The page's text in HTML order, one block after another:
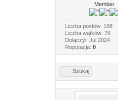
Member
Liczba postów: 168
Liczba wątków: 76
Dołączył: Jul 2024
Reputacja: 0
Szukaj